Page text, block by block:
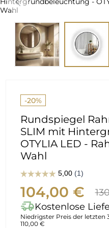
Previous
-20%
Rundspiegel
SLIM mit
OTYLIA LED -
Wahl
104,00 €
delivery_truck_speedKostenlose
Niedrigster Preis der letzten
110,00 €